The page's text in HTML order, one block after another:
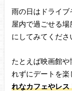
雨の日はドライ
屋内で過ごせる
にしてみてくださ
たとえば映画館
れずにデートを楽
れなカフェやレ